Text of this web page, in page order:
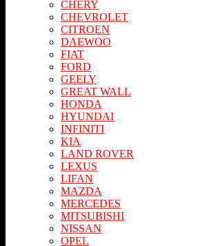
CHERY
CHEVROLET
CITROEN
DAEWOO
FIAT
FORD
GEELY
GREAT WALL
HONDA
HYUNDAI
INFINITI
KIA
LAND ROVER
LEXUS
LIFAN
MAZDA
MERСEDES
MITSUBISHI
NISSAN
OPEL